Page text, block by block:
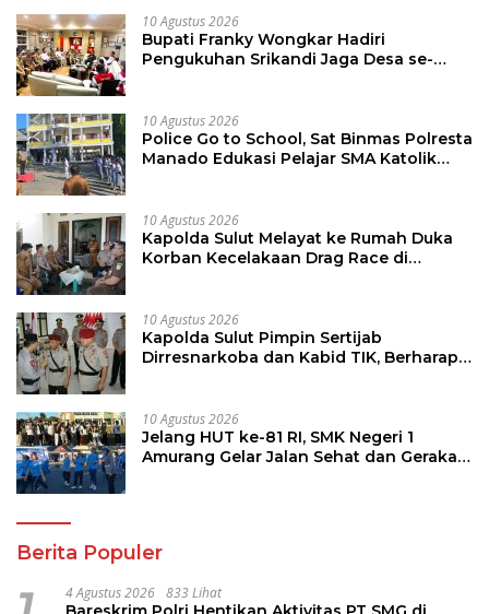
10 Agustus 2026
Bupati Franky Wongkar Hadiri
Pengukuhan Srikandi Jaga Desa se-
10 Agustus 2026
Police Go to School, Sat Binmas Polresta
Manado Edukasi Pelajar SMA Katolik
10 Agustus 2026
Kapolda Sulut Melayat ke Rumah Duka
Korban Kecelakaan Drag Race di
10 Agustus 2026
Kapolda Sulut Pimpin Sertijab
Dirresnarkoba dan Kabid TIK, Berharap
10 Agustus 2026
Jelang HUT ke-81 RI, SMK Negeri 1
Amurang Gelar Jalan Sehat dan Gerakan
Berita Populer
4 Agustus 2026 833 Lihat